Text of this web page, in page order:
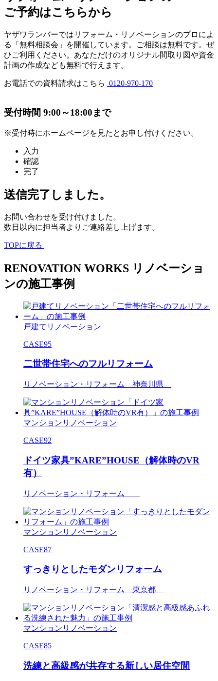
ご予約はこちらから
ヤザワランバーではリフォーム・リノベーションのプロによ
る「無料相談会」を開催しています。ご相談は無料です。ぜ
ひご利用ください。あなただけのオリジナル間取り図や資金
計画の作成なども無料で行えます。
お電話での資料請求はこちら 0120-970-170
受付時間 9:00～18:00まで
※受付時にホームページを見たとお申し付けください。
入力
確認
完了
送信完了しました。
お問い合わせを受け付けました。
数日以内に担当者よりご連絡差し上げます。
TOPに戻る
RENOVATION WORKS リノベーショ
ンの施工事例
戸建てリノベーション
CASE95
二世帯住宅へのフルリフォーム
リノベーション・リフォーム 神奈川県
マンションリノベーション
CASE92
ドイツ家具”KARE”HOUSE（解体時のVR
有）
リノベーション・リフォーム
マンションリノベーション
CASE87
すっきりとしたモダンリフォーム
リノベーション・リフォーム 東京都
マンションリノベーション
CASE85
洗練と高級感が共存する新しい居住空間